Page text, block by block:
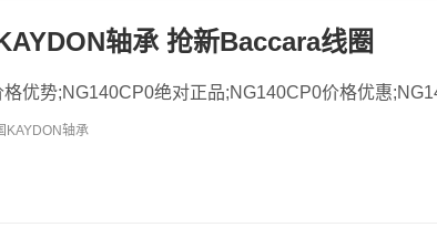
轴承 抢新Baccara线圈
优势;NG140CP0绝对正品;NG140CP0价格优惠
KAYDON轴承